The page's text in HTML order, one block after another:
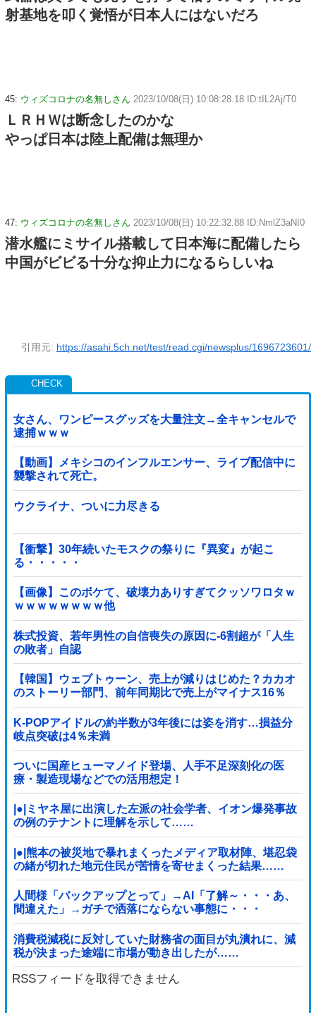
射基地を叩く覚悟が日本人にはないだろ
45: ウィズコロナの名無しさん 2023/10/08(日) 10:08:28.18 ID:tIL2Aj/T0
ＬＲＨＷは断念したのかな
やっぱ日本は陸上配備は無理か
47: ウィズコロナの名無しさん 2023/10/08(日) 10:22:32.88 ID:NmlZ3aNI0
潜水艦にミサイル搭載して日本海に配備したら
中国がビビる十分な抑止力になるらしいね
引用元: https://asahi.5ch.net/test/read.cgi/newsplus/1696723601/
女さん、ワンピースグッズを大量注文→全キャンセルで
逮捕ｗｗｗ
【動画】メキシコのインフルエンサー、ライブ配信中に
襲撃されて死亡。
ウクライナ、ついに力尽きる
【衝撃】30年続いたモスクの祭りに『異変』が起こ
る・・・・・
【画像】このボケて、破壊力ありすぎてクッソワロタｗ
ｗｗｗｗｗｗｗｗ他
株式投資、若年男性の自信喪失の原因に-6割超が「人生
の敗者」自認
【韓国】ウェブトゥーン、売上が減りはじめた？カカオ
のストーリー部門、前年同期比で売上がマイナス16％
K-POPアイドルの約半数が3年後には姿を消す…損益分
岐点突破は4％未満
ついに国産ヒューマノイド登場、人手不足深刻化の医
療・製造現場などでの活用想定！
|●|ミヤネ屋に出演した左派の社会学者、イオン爆発事故
の例のテナントに理解を示して……
|●|熊本の被災地で暴れまくったメディア取材陣、堪忍袋
の緒が切れた地元住民が苦情を寄せまくった結果……
人間様「バックアップとって」→AI「了解～・・・あ、
間違えた」→ガチで洒落にならない事態に・・・
消費税減税に反対していた財務省の面目が丸潰れに、減
税が決まった途端に市場が動き出したが……
RSSフィードを取得できません